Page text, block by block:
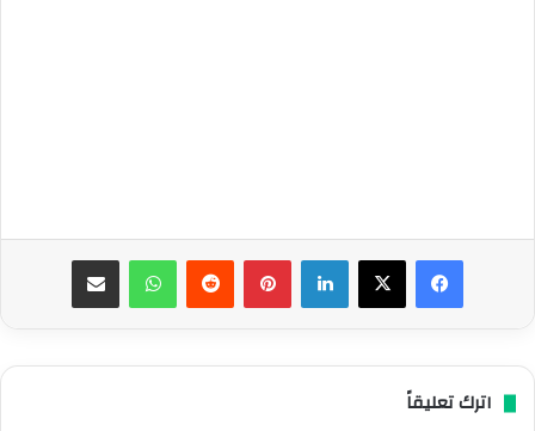
فيسبوك ‫X لينكدإن بينتيريست واتساب مشاركة عبر البريد
اترك تعليقاً